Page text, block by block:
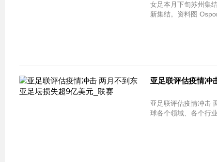
女足本月下旬苏州集
新集结。资料图
亚足联评估疫情冲
亚足联评估疫情冲击
球各个领域、各个行